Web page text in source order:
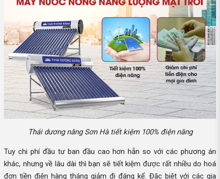
Thái dương năng Sơn Hà tiết kiệm 100% điện năng
Tuy chi phí đầu tư ban đầu cao hơn hẳn so với các phương án
khác, nhưng về lâu dài thì bạn sẽ tiết kiệm được rất nhiều do hoá
đơn tiền điện hàng tháng giảm đi đáng kể. Đặc biệt với các gia